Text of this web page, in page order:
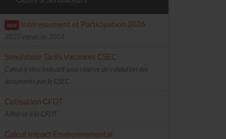
new Intéressement et Participation 2026
2025 versés en 2026
Simulateur Tarifs Vacances CSEC
Calcul à titre indicatif sous réserve de validation des
documents par le CSEC
Cotisation CFDT
Adhérez à la CFDT
Calcul Impact Environnemental